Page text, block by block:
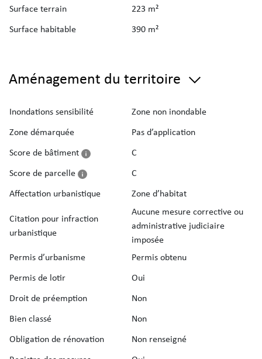
Surface terrain
223 m²
Surface habitable
390 m²
Aménagement du territoire
Inondations sensibilité
Zone non inondable
Zone démarquée
Pas d’application
Score de bâtiment
C
Score de parcelle
C
Affectation urbanistique
Zone d’habitat
Citation pour infraction
urbanistique
Aucune mesure corrective ou
administrative judiciaire
imposée
Permis d’urbanisme
Permis obtenu
Permis de lotir
Oui
Droit de préemption
Non
Bien classé
Non
Obligation de rénovation
Non renseigné